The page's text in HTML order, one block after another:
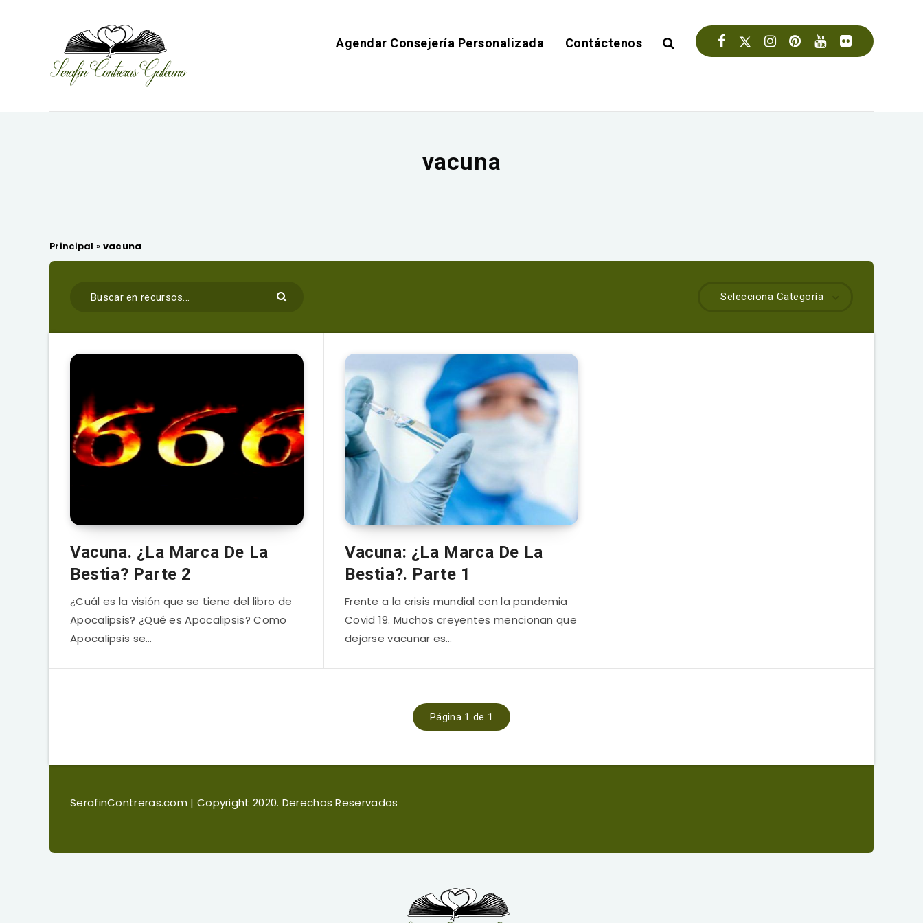
Agendar Consejería Personalizada Contáctenos
vacuna
Principal » vacuna
Selecciona Categoría
Vacuna. ¿La Marca De La
Bestia? Parte 2
¿Cuál es la visión que se tiene del libro de
Apocalipsis? ¿Qué es Apocalipsis? Como
Apocalipsis se…
Vacuna: ¿La Marca De La
Bestia?. Parte 1
Frente a la crisis mundial con la pandemia
Covid 19. Muchos creyentes mencionan que
dejarse vacunar es…
Página 1 de 1
SerafinContreras.com | Copyright 2020. Derechos Reservados